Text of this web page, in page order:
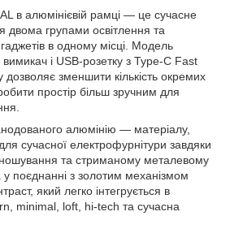
в алюмінієвій рамці — це сучасне
двома групами освітлення та
в одному місці. Модель
і USB-розетку з Type-C Fast
зменшити кількість окремих
простір більш зручним для
алюмінію — матеріалу,
сучасної електрофурнітури завдяки
зношування та стриманому металевому
поєднанні з золотим механізмом
який легко інтегрується в
minimal, loft, hi-tech та сучасна